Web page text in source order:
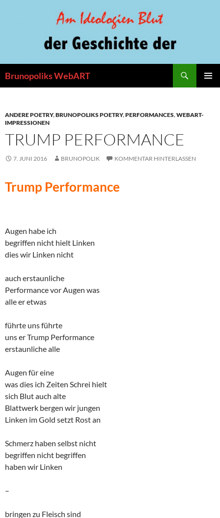
Brunopoliks WebART
ANDERE POETRY,BRUNOPOLIKS POETRY,PERFORMANCES,WEBART-
IMPRESSIONEN
TRUMP PERFORMANCE
7. JUNI 2016 BRUNOPOLIK KOMMENTAR HINTERLASSEN
Trump Performance
Augen habe ich
begriffen nicht hielt Linken
dies wir Linken nicht
auch erstaunliche
Performance vor Augen was
alle er etwas
führte uns führte
uns er Trump Performance
erstaunliche alle
Augen für eine
was dies ich Zeiten Schrei hielt
sich Blut auch alte
Blattwerk bergen wir jungen
Linken im Gold setzt Rost an
Schmerz haben selbst nicht
begriffen nicht begriffen
haben wir Linken
–
bringen zu Fleisch sind